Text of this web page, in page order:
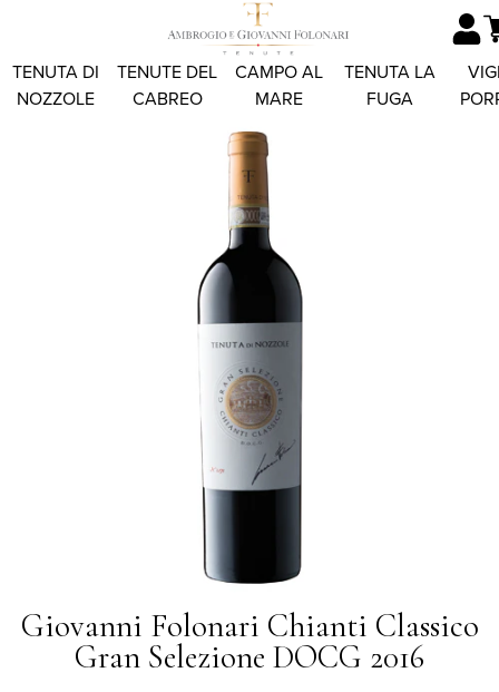
TENUTA DI
NOZZOLE
TENUTE DEL
CABREO
CAMPO AL
MARE
TENUTA LA
FUGA
Giovanni Folonari Chianti Classico
Gran Selezione DOCG 2016